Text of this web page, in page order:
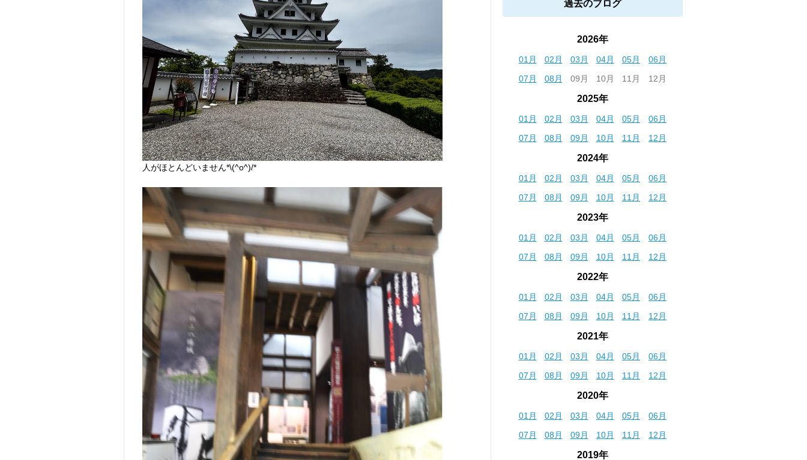
人がほとんどいません*\(^o^)/*
過去のブログ
2026年
01月 02月 03月 04月 05月
06月
07月
08月 09月 10月 11月 12月
2025年
01月 02月 03月 04月 05月
06月
07月
08月 09月 10月 11月 12月
2024年
01月 02月 03月 04月 05月
06月
07月
08月 09月 10月 11月 12月
2023年
01月 02月 03月 04月 05月
06月
07月
08月 09月 10月 11月 12月
2022年
01月 02月 03月 04月 05月
06月
07月
08月 09月 10月 11月 12月
2021年
01月 02月 03月 04月 05月
06月
07月
08月 09月 10月 11月 12月
2020年
01月 02月 03月 04月 05月
06月
07月
08月 09月 10月 11月 12月
2019年